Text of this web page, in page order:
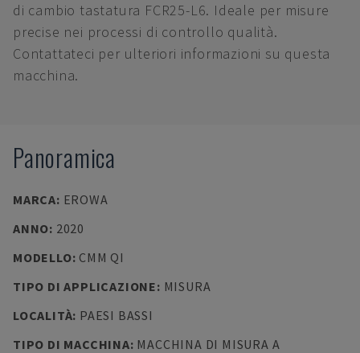
di cambio tastatura FCR25-L6. Ideale per misure
precise nei processi di controllo qualità.
Contattateci per ulteriori informazioni su questa
macchina.
Panoramica
MARCA: EROWA
ANNO: 2020
MODELLO: CMM QI
TIPO DI APPLICAZIONE: MISURA
LOCALITÀ: PAESI BASSI
TIPO DI MACCHINA: MACCHINA DI MISURA A